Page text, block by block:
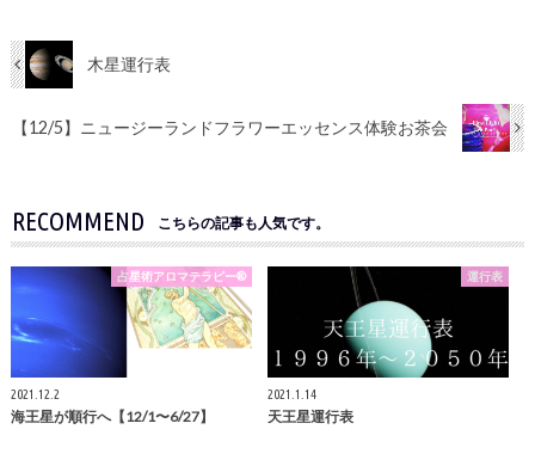
木星運行表
【12/5】ニュージーランドフラワーエッセンス体験お茶会
RECOMMEND こちらの記事も人気です。
占星術アロマテラピー®
2021.12.2
海王星が順行へ【12/1〜6/27】
運行表
2021.1.14
天王星運行表